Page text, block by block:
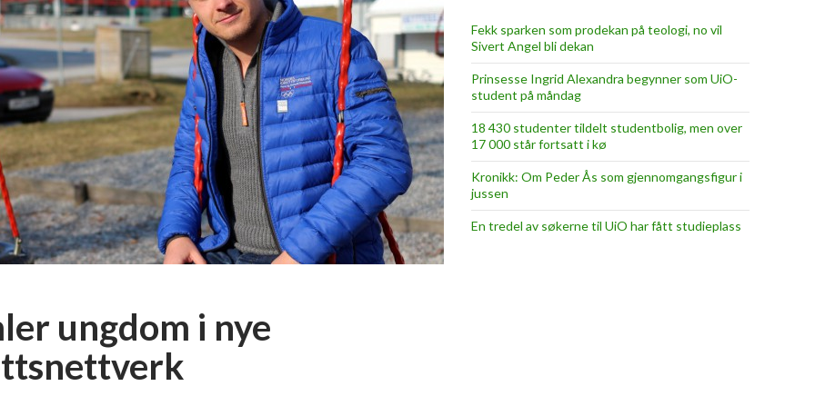
ungdom i nye
Fekk sparken som prodekan på teologi, no vil
Sivert Angel bli dekan
Prinsesse Ingrid Alexandra begynner som UiO-
student på måndag
18 430 studenter tildelt studentbolig, men over
17 000 står fortsatt i kø
Kronikk: Om Peder Ås som gjennomgangsfigur i
jussen
En tredel av søkerne til UiO har fått studieplass